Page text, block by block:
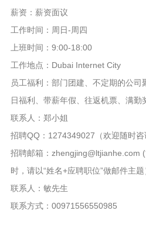
薪资：薪资面议
工作时间：周日-周四
上班时间：9:00-18:00
工作地点：Dubai Internet City
员工福利：部门团建、不定期的公
日福利、带薪年假、往返机票、满勤
联系人：郑小姐
招聘QQ：1274349027（欢迎随时咨
招聘邮箱：zhengjing@ltjianhe.com
时，请以“姓名+应聘职位”做邮件主题
联系人：敏先生
联系方式：00971556550985